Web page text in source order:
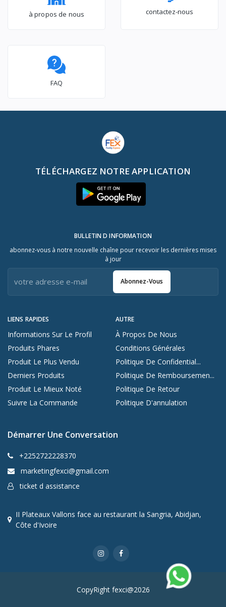
à propos de nous contactez-nous
FAQ
TÉLÉCHARGEZ NOTRE APPLICATION
LIENS RAPIDES
Informations Sur Le Profil
Produits Phares
Produit Le Plus Vendu
Derniers Produits
Produit Le Mieux Noté
Suivre La Commande
AUTRE
À Propos De Nous
Conditions Générales
Politique De Confidential...
Politique De Remboursemen...
Politique De Retour
Politique D'annulation
BULLETIN D INFORMATION
abonnez-vous à notre nouvelle chaîne pour recevoir les dernières mises
à jour
Abonnez-Vous
Démarrer Une Conversation
+2252722228370
marketingfexci@gmail.com
ticket d assistance
II Plateaux Vallons face au restaurant la Sangria, Abidjan,
Côte d'Ivoire
CopyRight fexci@2026